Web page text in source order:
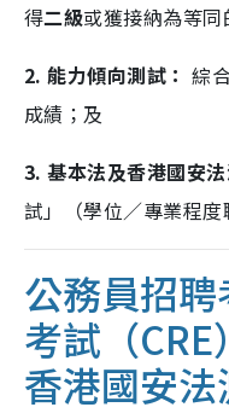
得二級或獲接納為等同
2. 能力傾向測試： 綜
成績；及
3. 基本法及香港國安法
試」（學位／專業程
公務員招聘
考試（
香港國安法